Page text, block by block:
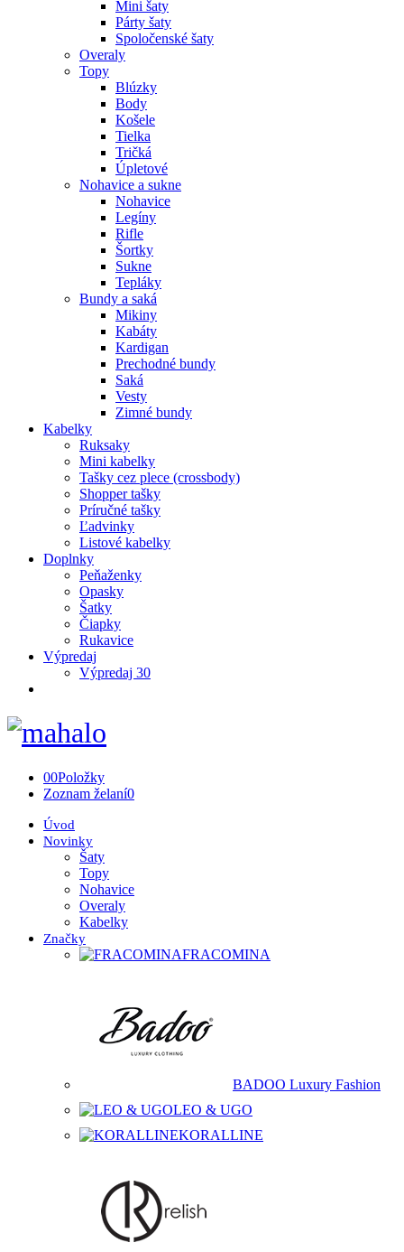
Mini šaty
Párty šaty
Spoločenské šaty
Overaly
Topy
Blúzky
Body
Košele
Tielka
Tričká
Úpletové
Nohavice a sukne
Nohavice
Legíny
Rifle
Šortky
Sukne
Tepláky
Bundy a saká
Mikiny
Kabáty
Kardigan
Prechodné bundy
Saká
Vesty
Zimné bundy
Kabelky
Ruksaky
Mini kabelky
Tašky cez plece (crossbody)
Shopper tašky
Príručné tašky
Ľadvinky
Listové kabelky
Doplnky
Peňaženky
Opasky
Šatky
Čiapky
Rukavice
Výpredaj
Výpredaj 30
00Položky
Zoznam želaní0
Úvod
Novinky
Šaty
Topy
Nohavice
Overaly
Kabelky
Značky
FRACOMINA
BADOO Luxury Fashion
LEO & UGO
KORALLINE